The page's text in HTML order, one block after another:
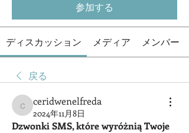
参加する
ディスカッション メディア メンバー
戻る
ceridwenelfreda
ceridwenelfreda
2024年11月8日
Dzwonki SMS, które wyróżnią Twoje